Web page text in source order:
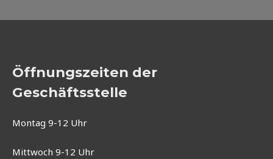
Öffnungszeiten der
Geschäftsstelle
Montag 9-12 Uhr
Mittwoch 9-12 Uhr